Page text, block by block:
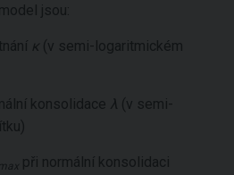
model jsou:
κ (v semi-logaritmickém
konsolidace λ (v semi-
při normální konsolidaci